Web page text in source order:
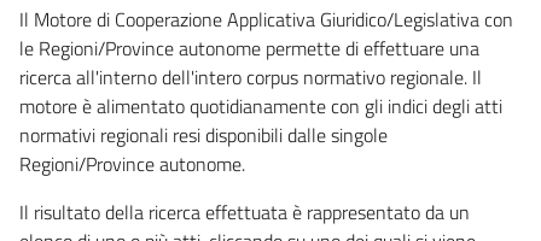
Il Motore di Cooperazione Applicativa Giuridico/Legislativa con
le Regioni/Province autonome permette di effettuare una
ricerca all'interno dell'intero corpus normativo regionale. Il
motore è alimentato quotidianamente con gli indici degli atti
normativi regionali resi disponibili dalle singole
Regioni/Province autonome.
Il risultato della ricerca effettuata è rappresentato da un